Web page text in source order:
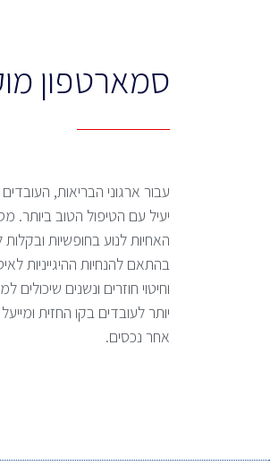
סמארטפון
עבור ארגוני הבריאות,
האחיות לנוע בחופשיות
וחיטוי חוזרים ונשנים
יותר לעובדים בקו החזית
אחר נכסים.